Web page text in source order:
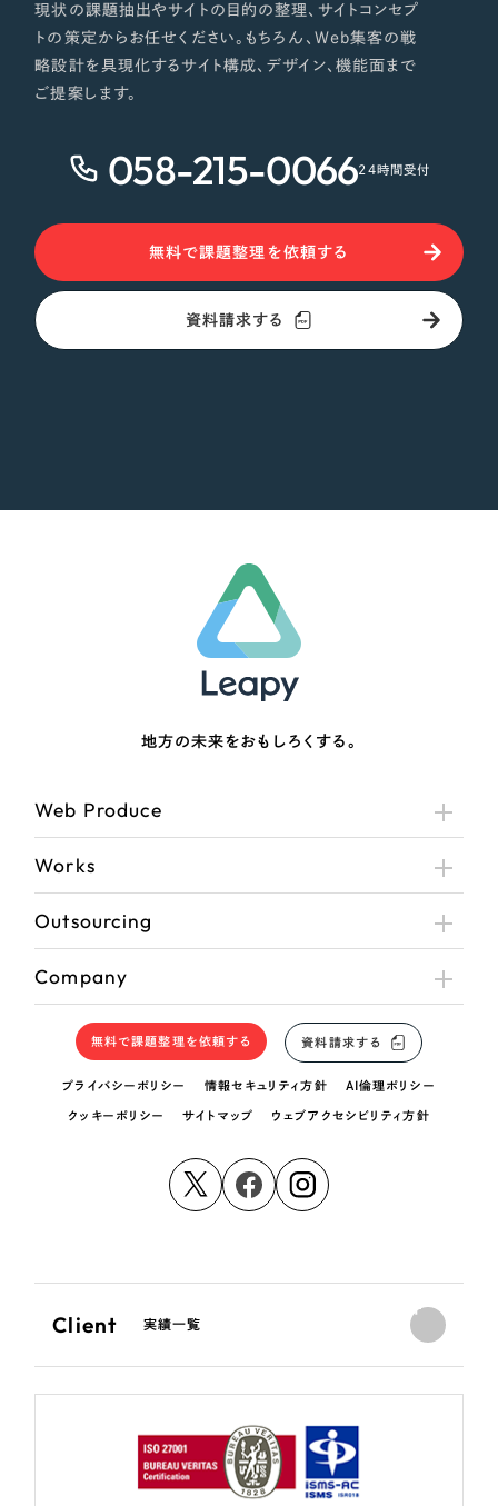
現状の課題抽出やサイトの目的の整理、サイトコンセプ
トの策定からお任せください。もちろん、Web集客の戦
略設計を具現化するサイト構成、デザイン、機能面まで
ご提案します。
058-215-006624時間受付
無料で課題整理を依頼する
資料請求する
地方の未来をおもしろくする。
Web Produce
Works
Outsourcing
Company
無料で課題整理を依頼する 資料請求する
プライバシーポリシー 情報セキュリティ方針 AI倫理ポリシー
クッキーポリシー サイトマップ ウェブアクセシビリティ方針
Client 実績一覧